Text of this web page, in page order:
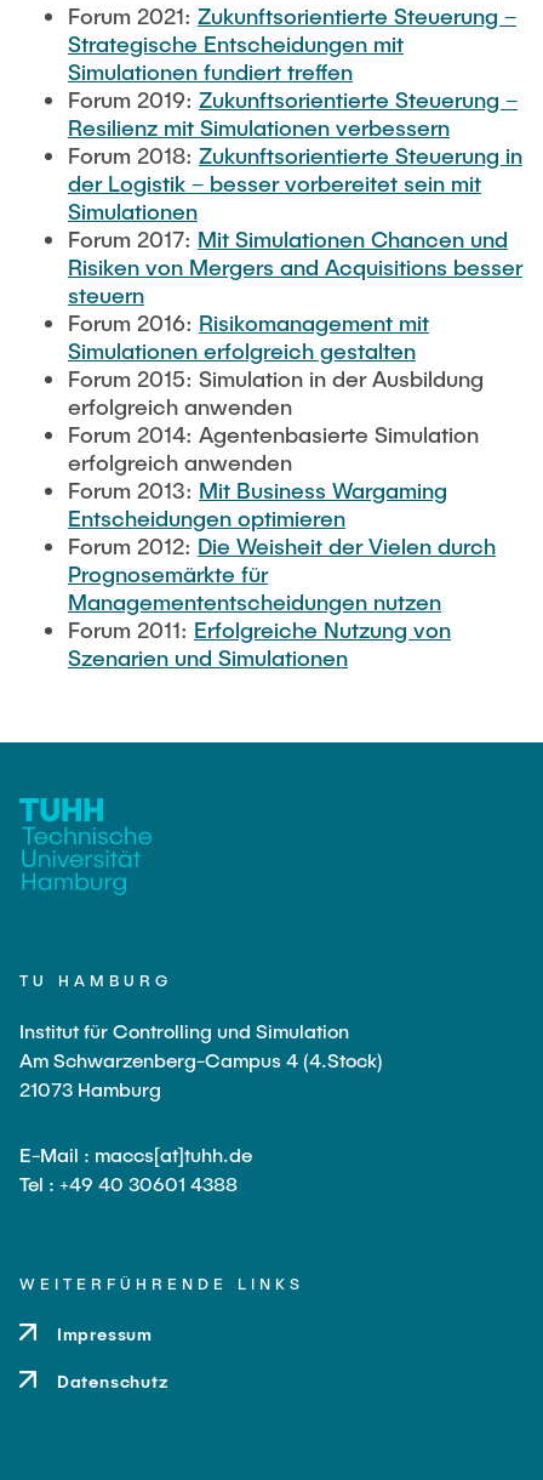
Forum 2021: Zukunftsorientierte Steuerung –
Strategische Entscheidungen mit
Simulationen fundiert treffen
Forum 2019: Zukunftsorientierte Steuerung –
Resilienz mit Simulationen verbessern
Forum 2018: Zukunftsorientierte Steuerung in
der Logistik – besser vorbereitet sein mit
Simulationen
Forum 2017: Mit Simulationen Chancen und
Risiken von Mergers and Acquisitions besser
steuern
Forum 2016: Risikomanagement mit
Simulationen erfolgreich gestalten
Forum 2015: Simulation in der Ausbildung
erfolgreich anwenden
Forum 2014: Agentenbasierte Simulation
erfolgreich anwenden
Forum 2013: Mit Business Wargaming
Entscheidungen optimieren
Forum 2012: Die Weisheit der Vielen durch
Prognosemärkte für
Managemententscheidungen nutzen
Forum 2011: Erfolgreiche Nutzung von
Szenarien und Simulationen
TU HAMBURG
Institut für Controlling und Simulation
Am Schwarzenberg-Campus 4 (4.Stock)
21073 Hamburg
E-Mail : maccs[at]tuhh.de
Tel : +49 40 30601 4388
WEITERFÜHRENDE LINKS
Impressum
Datenschutz